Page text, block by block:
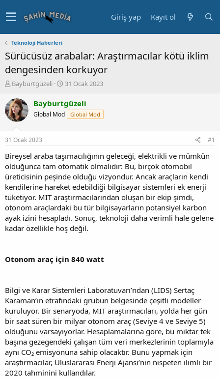
Giriş yap Kayıt ol
Teknoloji Haberleri
Sürücüsüz arabalar: Araştırmacılar kötü iklim
dengesinden korkuyor
K
n
u
y
b
a
ş
a
t
a
n
Bayburtgüzeli
B
ş
l
a
ç
a
r
i
h
i
31 Ocak 2023
Bayburtgüzeli
Global Mod Global Mod
31 Ocak 2023 #1
Bireysel araba taşımacılığının geleceği, elektrikli ve mümkün
olduğunca tam otomatik olmalıdır: Bu, birçok otomobil
üreticisinin peşinde olduğu vizyondur. Ancak araçların kendi
kendilerine hareket edebildiği bilgisayar sistemleri ek enerji
tüketiyor. MIT araştırmacılarından oluşan bir ekip şimdi,
otonom araçlardaki bu tür bilgisayarların potansiyel karbon
ayak izini hesapladı. Sonuç, teknoloji daha verimli hale gelene
kadar özellikle hoş değil.
Otonom araç için 840 watt
Bilgi ve Karar Sistemleri Laboratuvarı’ndan (LIDS) Sertaç
Karaman’ın etrafındaki grubun belgesinde çeşitli modeller
kuruluyor. Bir senaryoda, MIT araştırmacıları, yolda her gün
bir saat süren bir milyar otonom araç (Seviye 4 ve Seviye 5)
olduğunu varsayıyorlar. Hesaplamalarına göre, bu miktar tek
başına gezegendeki çalışan tüm veri merkezlerinin toplamıyla
aynı CO₂ emisyonuna sahip olacaktır. Bunu yapmak için
araştırmacılar, Uluslararası Enerji Ajansı’nın nispeten ılımlı bir
2020 tahminini kullandılar.